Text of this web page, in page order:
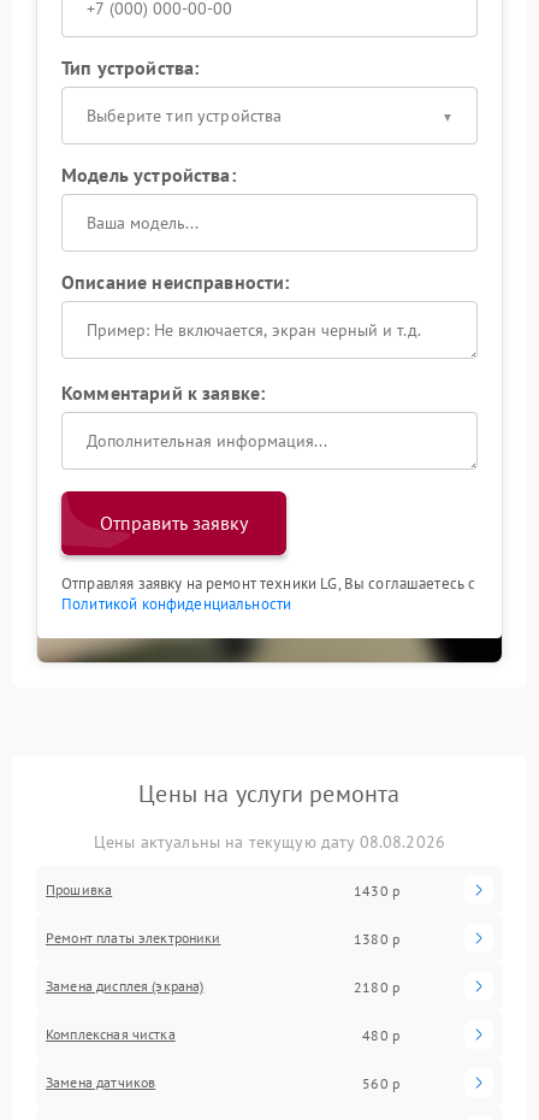
Тип устройства:
Выберите тип устройства
Модель устройства:
Описание неисправности:
Комментарий к заявке:
Отправить заявку
Отправляя заявку на ремонт техники LG, Вы соглашаетесь с
Политикой конфиденциальности
Цены на услуги ремонта
Цены актуальны на текущую дату 08.08.2026
Прошивка 1430 р
Ремонт платы электроники 1380 р
Замена дисплея (экрана) 2180 р
Комплексная чистка 480 р
Замена датчиков 560 р